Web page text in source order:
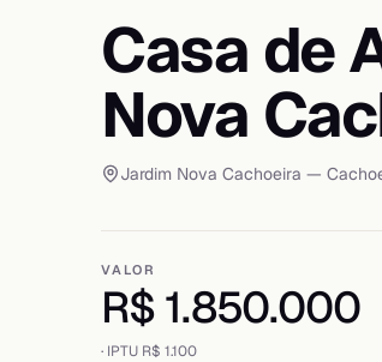
Casa de
Nova
Jardim Nova Cachoeira —
VALOR
R$ 1.850.000
· IPTU R$ 1.100